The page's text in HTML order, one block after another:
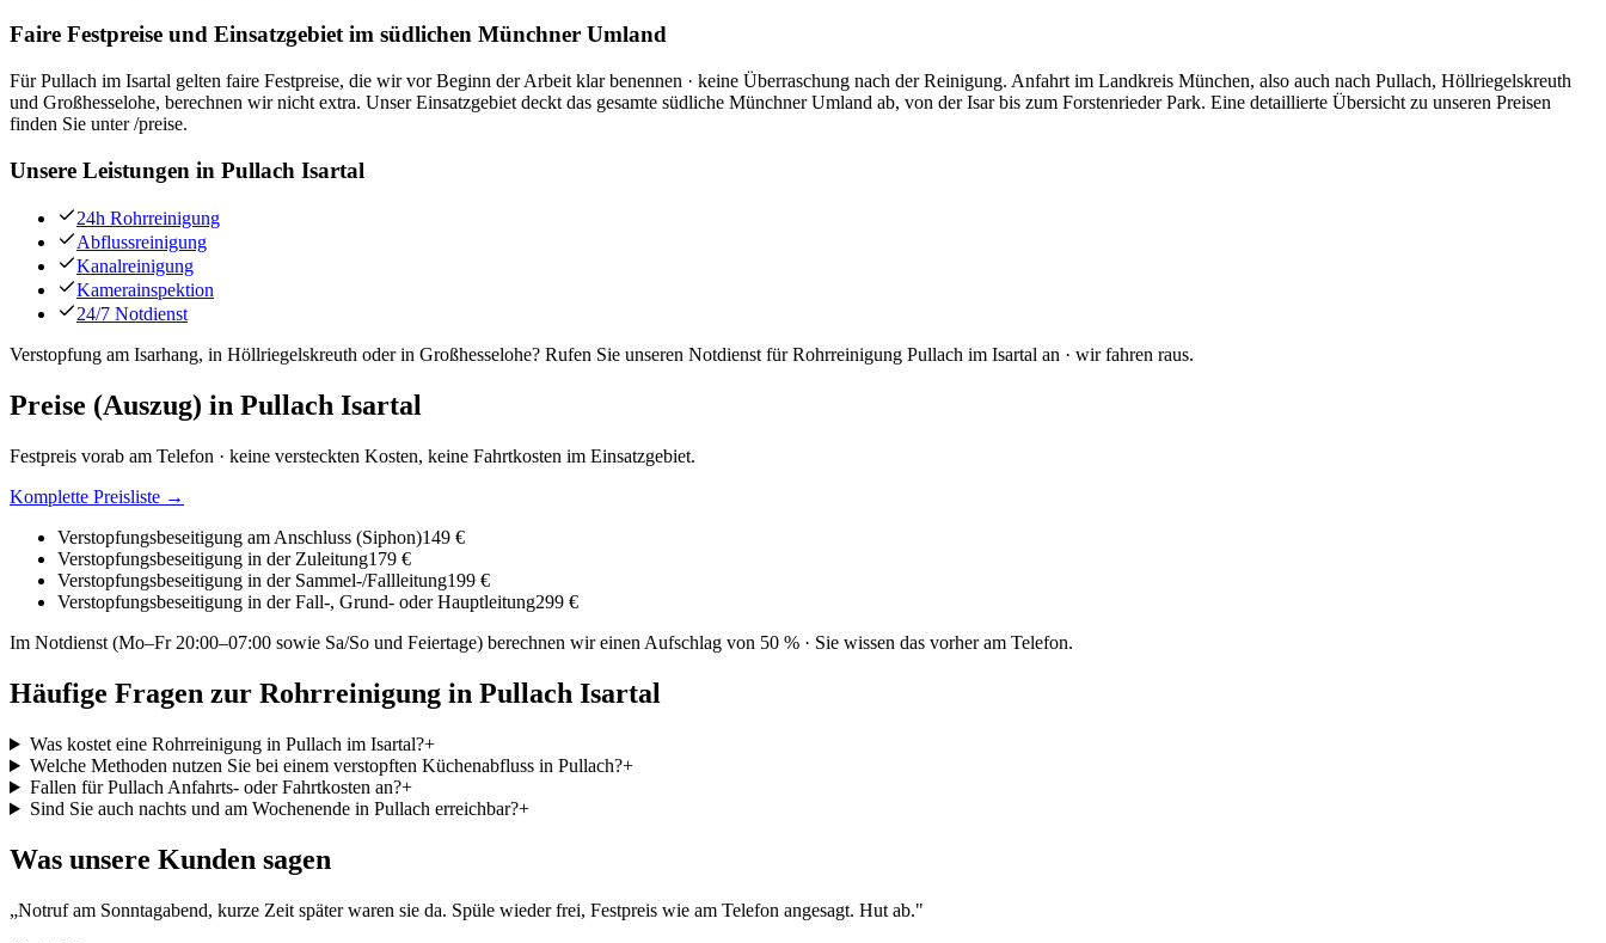
Faire Festpreise und Einsatzgebiet im südlichen Münchner Umland
Für Pullach im Isartal gelten faire Festpreise, die wir vor Beginn der Arbeit klar benennen · keine Überraschung nach der Reinigung. Anfahrt im Landkreis München, also auch nach Pullach, Höllriegelskreuth
und Großhesselohe, berechnen wir nicht extra. Unser Einsatzgebiet deckt das gesamte südliche Münchner Umland ab, von der Isar bis zum Forstenrieder Park. Eine detaillierte Übersicht zu unseren Preisen
finden Sie unter /preise.
Unsere Leistungen in Pullach Isartal
24h Rohrreinigung
Abflussreinigung
Kanalreinigung
Kamerainspektion
24/7 Notdienst
Verstopfung am Isarhang, in Höllriegelskreuth oder in Großhesselohe? Rufen Sie unseren Notdienst für Rohrreinigung Pullach im Isartal an · wir fahren raus.
Preise (Auszug) in Pullach Isartal
Festpreis vorab am Telefon · keine versteckten Kosten, keine Fahrtkosten im Einsatzgebiet.
Komplette Preisliste →
Verstopfungsbeseitigung am Anschluss (Siphon)149 €
Verstopfungsbeseitigung in der Zuleitung179 €
Verstopfungsbeseitigung in der Sammel-/Fallleitung199 €
Verstopfungsbeseitigung in der Fall-, Grund- oder Hauptleitung299 €
Im Notdienst (Mo–Fr 20:00–07:00 sowie Sa/So und Feiertage) berechnen wir einen Aufschlag von 50 % · Sie wissen das vorher am Telefon.
Häufige Fragen zur Rohrreinigung in Pullach Isartal
Was kostet eine Rohrreinigung in Pullach im Isartal?+
Welche Methoden nutzen Sie bei einem verstopften Küchenabfluss in Pullach?+
Fallen für Pullach Anfahrts- oder Fahrtkosten an?+
Sind Sie auch nachts und am Wochenende in Pullach erreichbar?+
Was unsere Kunden sagen
„Notruf am Sonntagabend, kurze Zeit später waren sie da. Spüle wieder frei, Festpreis wie am Telefon angesagt. Hut ab."